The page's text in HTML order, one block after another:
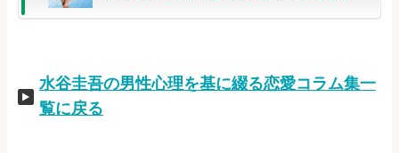
水谷圭吾の男性心理を基に綴る恋愛コラム集一
覧に戻る